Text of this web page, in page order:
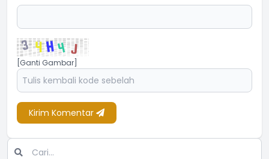
[Ganti Gambar]
Kirim Komentar